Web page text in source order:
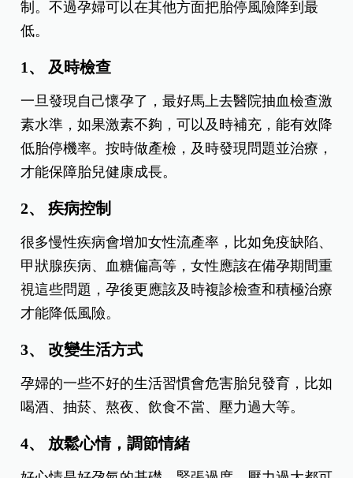
制。不過孕婦可以在其他方面把胎停風險降到最
低。
1、 及時檢查
一旦發現自己懷孕了，最好馬上去醫院抽血檢查激
素水準，如果激素不夠，可以及時補充，能有效降
低胎停機率。按時做產檢，及時發現問題並治療，
才能保障胎兒健康成長。
2、 疾病控制
很多慢性疾病會增加女性流產率，比如免疫缺陷、
甲狀腺疾病、血糖偏高等，女性應該在備孕期間重
視這些問題，孕後更應該及時複診檢查和積極治療
才能降低風險。
3、 改變生活方式
孕婦的一些不好的生活習慣會危害胎兒發育，比如
喝酒、抽菸、熬夜、飲食不當、壓力過大等。
4、 放鬆心情，調節情緒